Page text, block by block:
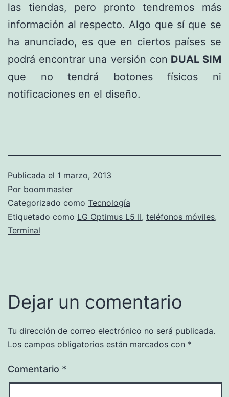
las tiendas, pero pronto tendremos más
información al respecto. Algo que sí que se
ha anunciado, es que en ciertos países se
podrá encontrar una versión con DUAL SIM
que no tendrá botones físicos ni
notificaciones en el diseño.
Publicada el 1 marzo, 2013
Por boommaster
Categorizado como Tecnología
Etiquetado como LG Optimus L5 II, teléfonos móviles,
Terminal
Dejar un comentario
Tu dirección de correo electrónico no será publicada.
Los campos obligatorios están marcados con *
Comentario *